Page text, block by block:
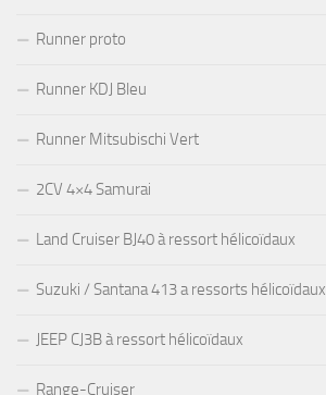
Runner proto
Runner KDJ Bleu
Runner Mitsubischi Vert
2CV 4×4 Samurai
Land Cruiser BJ40 à ressort hélicoïdaux
Suzuki / Santana 413 a ressorts hélicoïdaux
JEEP CJ3B à ressort hélicoïdaux
Range-Cruiser